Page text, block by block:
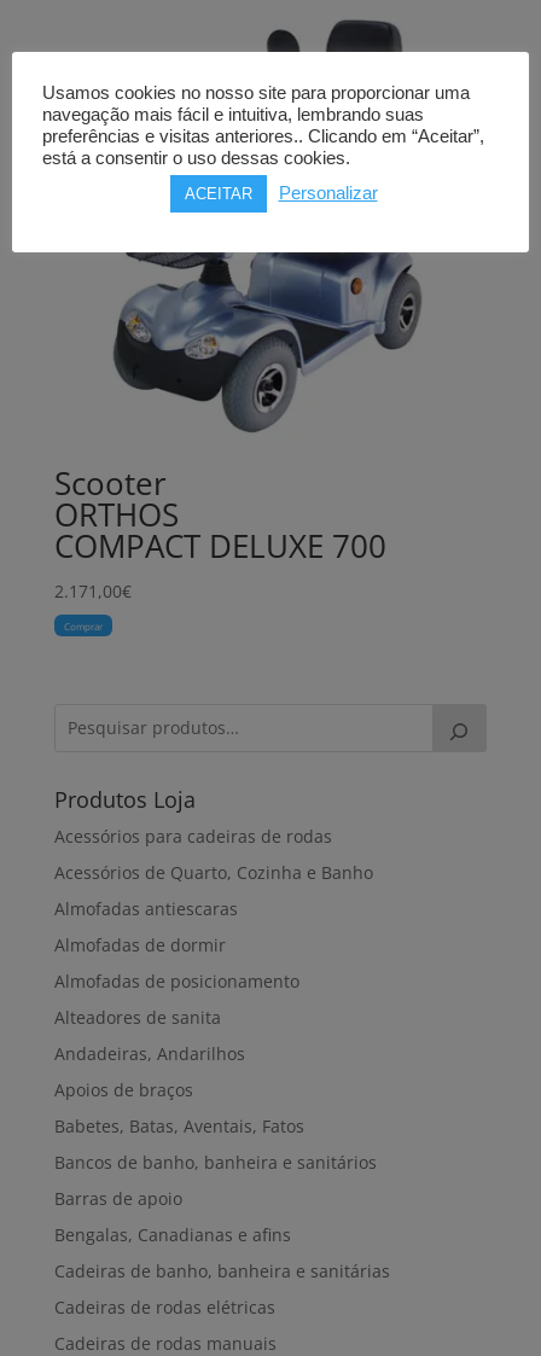
Scooter
ORTHOS
COMPACT DELUXE 700
2.171,00€
Comprar
Produtos Loja
Acessórios para cadeiras de rodas
Acessórios de Quarto, Cozinha e Banho
Almofadas antiescaras
Almofadas de dormir
Almofadas de posicionamento
Alteadores de sanita
Andadeiras, Andarilhos
Apoios de braços
Babetes, Batas, Aventais, Fatos
Bancos de banho, banheira e sanitários
Barras de apoio
Bengalas, Canadianas e afins
Cadeiras de banho, banheira e sanitárias
Cadeiras de rodas elétricas
Cadeiras de rodas manuais
Usamos cookies no nosso site para proporcionar uma
navegação mais fácil e intuitiva, lembrando suas
preferências e visitas anteriores.. Clicando em “Aceitar”,
está a consentir o uso dessas cookies.
ACEITAR Personalizar